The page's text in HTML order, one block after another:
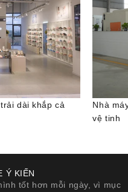
dài khắp cả
Nhà
vệ tinh
Ý KIẾN
tốt hơn mỗi ngày, vì mục